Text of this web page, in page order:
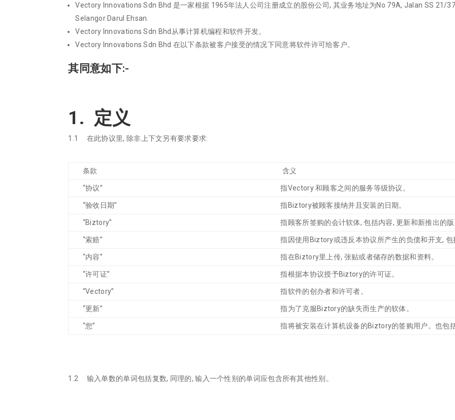
Vectory Innovations Sdn Bhd 是一家根据 1965年法人公司注册成立的股份公司, 其业务地址为No 79A, Jalan SS 21/
Selangor Darul Ehsan.
Vectory Innovations Sdn Bhd从事计算机编程和软件开发。
Vectory Innovations Sdn Bhd 在以下条款被客户接受的情况下同意将软件许可给客户。
其同意如下:-
1. 定义
1.1 在此协议里, 除非上下文另有要求要求:
条款 含义
“协议” 指Vectory 和顾客之间的服务等级协议。
“验收日期” 指Biztory被顾客接纳并且安装的日期。
“Biztory” 指顾客所签购的会计软体, 包括内容, 更新和新推出的版
“索赔” 指因使用Biztory或违反本协议所产生的负债和开支, 包
“内容” 指在Biztory里上传, 张贴或者储存的数据和资料。
“许可证” 指根据本协议授予Biztory的许可证。
“Vectory” 指软件的创办者和许可者。
“更新” 指为了克服Biztory的缺失而生产的软体。
“您” 指将被安装在计算机设备的Biztory的签购用户。也包
1.2 输入单数的单词包括复数, 同理的, 输入一个性别的单词应包含所有其他性别。